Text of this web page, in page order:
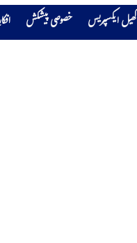
کھیل ایکسپریس خصوصی پیشکش